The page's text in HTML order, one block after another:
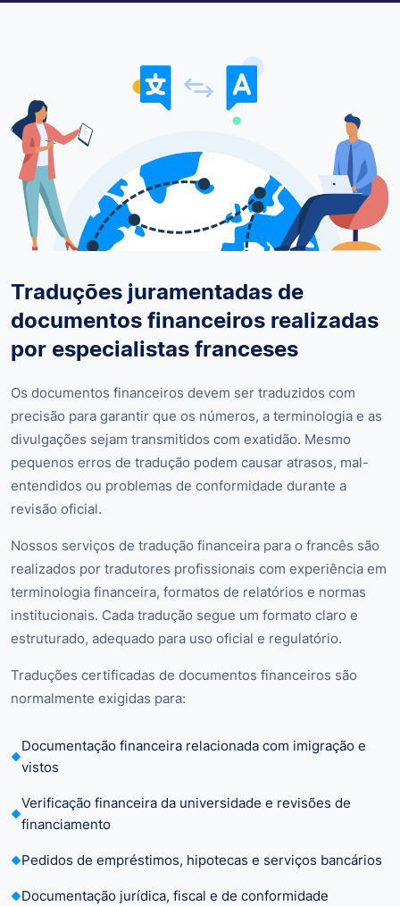
Traduções juramentadas de
documentos financeiros realizadas
por especialistas franceses
Os documentos financeiros devem ser traduzidos com
precisão para garantir que os números, a terminologia e as
divulgações sejam transmitidos com exatidão. Mesmo
pequenos erros de tradução podem causar atrasos, mal-
entendidos ou problemas de conformidade durante a
revisão oficial.
Nossos serviços de tradução financeira para o francês são
realizados por tradutores profissionais com experiência em
terminologia financeira, formatos de relatórios e normas
institucionais. Cada tradução segue um formato claro e
estruturado, adequado para uso oficial e regulatório.
Traduções certificadas de documentos financeiros são
normalmente exigidas para:
Documentação financeira relacionada com imigração e
vistos
Verificação financeira da universidade e revisões de
financiamento
Pedidos de empréstimos, hipotecas e serviços bancários
Documentação jurídica, fiscal e de conformidade